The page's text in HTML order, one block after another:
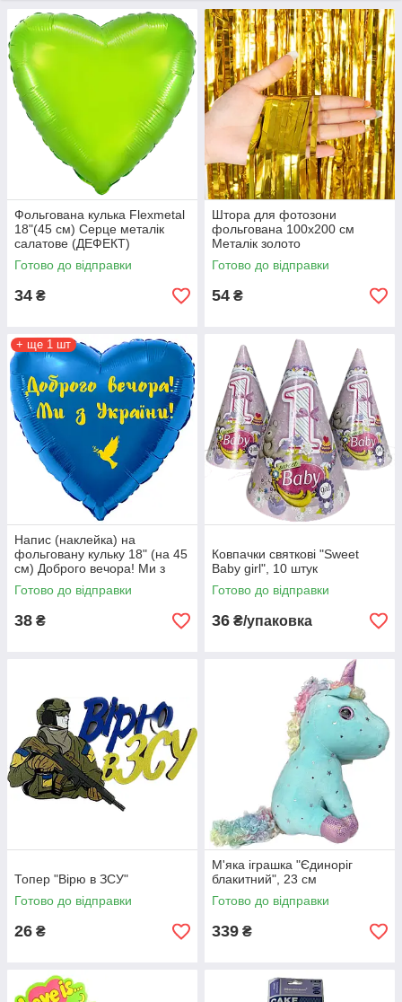
Фольгована кулька Flexmetal
18"(45 см) Серце металік
салатове (ДЕФЕКТ)
Готово до відправки
34 ₴
Штора для фотозони
фольгована 100х200 см
Металік золото
Готово до відправки
54 ₴
+ ще 1 шт
Напис (наклейка) на
фольговану кульку 18" (на 45
см) Доброго вечора! Ми з
України! (будь-який колір)
Готово до відправки
38 ₴
Ковпачки святкові "Sweet
Baby girl", 10 штук
Готово до відправки
36 ₴/упаковка
Топер "Вірю в ЗСУ"
Готово до відправки
26 ₴
М'яка іграшка "Єдиноріг
блакитний", 23 см
Готово до відправки
339 ₴